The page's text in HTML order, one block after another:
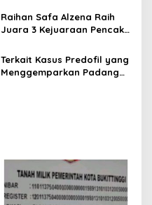
Terdakwa Haji DS
Raihan Safa Alzena Raih
Juara 3 Kejuaraan Pencak
Sumatera Barat
Terkait Kasus Predofil yang
Menggemparkan Padang